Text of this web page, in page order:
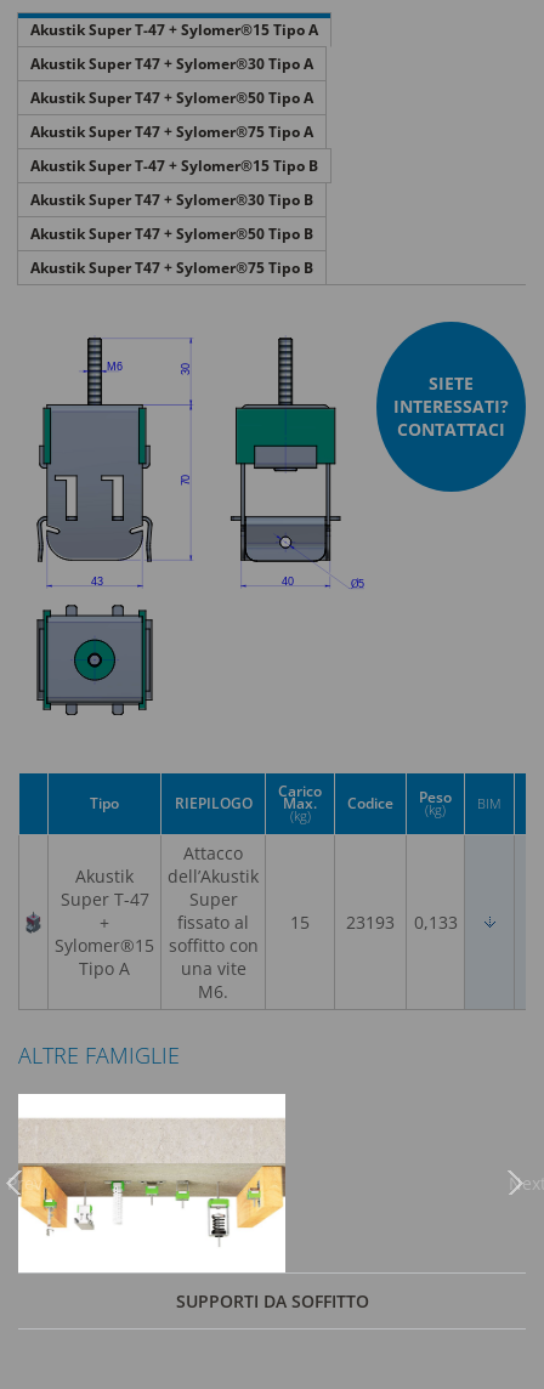
Akustik Super T-47 + Sylomer®15 Tipo A
Akustik Super T47 + Sylomer®30 Tipo A
Akustik Super T47 + Sylomer®50 Tipo A
Akustik Super T47 + Sylomer®75 Tipo A
Akustik Super T-47 + Sylomer®15 Tipo B
Akustik Super T47 + Sylomer®30 Tipo B
Akustik Super T47 + Sylomer®50 Tipo B
Akustik Super T47 + Sylomer®75 Tipo B
SIETE
INTERESSATI?
CONTATTACI
Tipo RIEPILOGO
Carico
Max.
(kg)
Codice Peso
(kg) BIM
Akustik
Super T-47
+
Sylomer®15
Tipo A
Attacco
dell’Akustik
Super
fissato al
soffitto con
una vite
M6.
15 23193 0,133
ALTRE FAMIGLIE
SUPPORTI DA SOFFITTO
Previous Next